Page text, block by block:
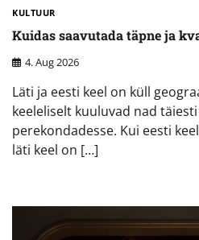
KULTUUR
Kuidas saavutada täpne ja
4. Aug 2026
Läti ja eesti keel on küll
keeleliselt kuuluvad nad
perekondadesse. Kui eesti
läti keel on […]